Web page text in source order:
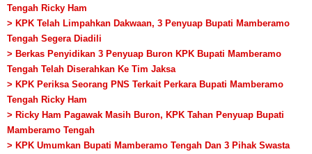
Tengah Ricky Ham
> KPK Telah Limpahkan Dakwaan, 3 Penyuap Bupati Mamberamo
Tengah Segera Diadili
> Berkas Penyidikan 3 Penyuap Buron KPK Bupati Mamberamo
Tengah Telah Diserahkan Ke Tim Jaksa
> KPK Periksa Seorang PNS Terkait Perkara Bupati Mamberamo
Tengah Ricky Ham
> Ricky Ham Pagawak Masih Buron, KPK Tahan Penyuap Bupati
Mamberamo Tengah
> KPK Umumkan Bupati Mamberamo Tengah Dan 3 Pihak Swasta